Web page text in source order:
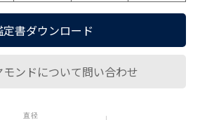
定書ダウンロード
モンドについて問い合わせ